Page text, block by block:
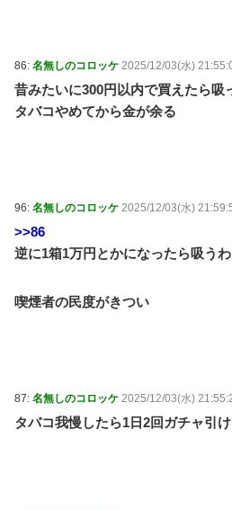
86: 名無しのコロッケ 2025/12/03(水)
昔みたいに300円以内で買えたら吸
タバコやめてから金が余る
96: 名無しのコロッケ 2025/12/03(水)
>>86
逆に1箱1万円とかになったら吸うわ
喫煙者の民度がきつい
87: 名無しのコロッケ 2025/12/03(水)
タバコ我慢したら1日2回ガチャ引